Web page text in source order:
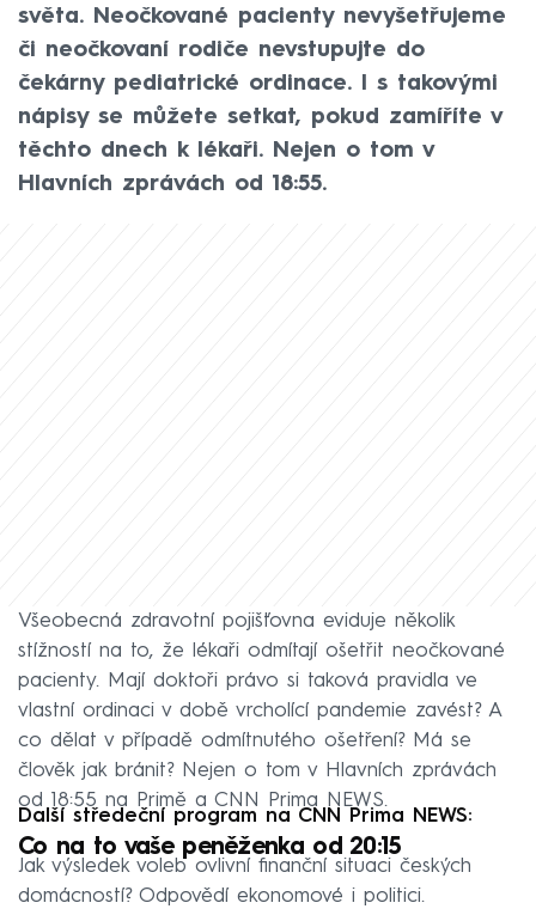
světa. Neočkované pacienty nevyšetřujeme
či neočkovaní rodiče nevstupujte do
čekárny pediatrické ordinace. I s takovými
nápisy se můžete setkat, pokud zamíříte v
těchto dnech k lékaři. Nejen o tom v
Hlavních zprávách od 18:55.
Všeobecná zdravotní pojišťovna eviduje několik
stížností na to, že lékaři odmítají ošetřit neočkované
pacienty. Mají doktoři právo si taková pravidla ve
vlastní ordinaci v době vrcholící pandemie zavést? A
co dělat v případě odmítnutého ošetření? Má se
člověk jak bránit? Nejen o tom v Hlavních zprávách
od 18:55 na Primě a CNN Prima NEWS.
Další středeční program na CNN Prima NEWS:
Co na to vaše peněženka od 20:15
Jak výsledek voleb ovlivní finanční situaci českých
domácností? Odpovědí ekonomové i politici.